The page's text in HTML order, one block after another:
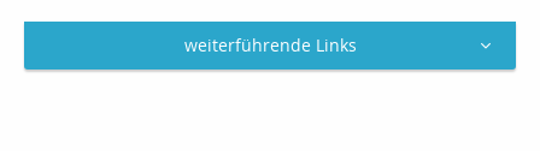
weiterführende Links